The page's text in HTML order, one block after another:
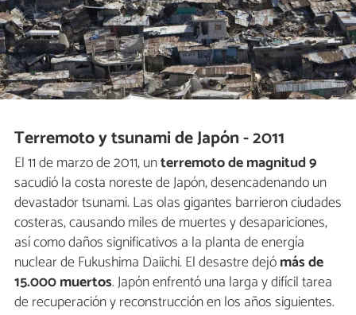
Terremoto y tsunami de Japón - 2011
El 11 de marzo de 2011, unterremoto de magnitud 9
sacudió la costa noreste de Japón, desencadenando un
devastador tsunami. Las olas gigantes barrieron ciudades
costeras, causando miles de muertes y desapariciones,
así como daños significativos a la planta de energía
nuclear de Fukushima Daiichi. El desastre dejómás de
15.000 muertos. Japón enfrentó una larga y difícil tarea
de recuperación y reconstrucción en los años siguientes.